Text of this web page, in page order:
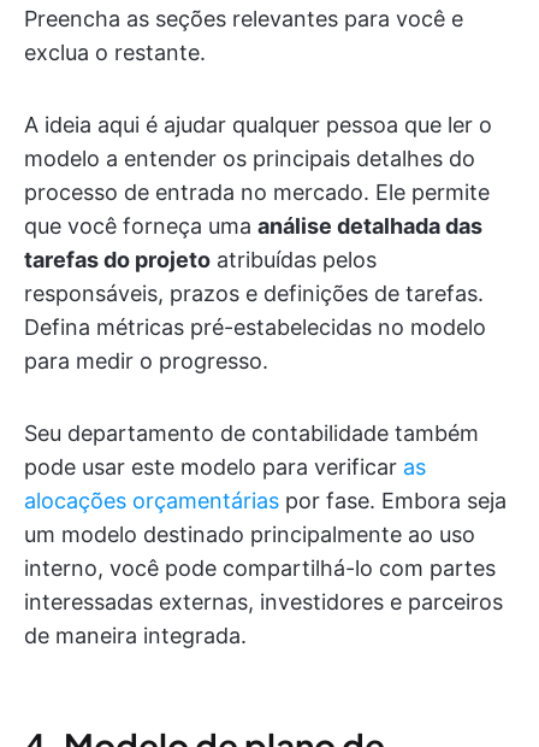
Preencha as seções relevantes para você e
exclua o restante.
A ideia aqui é ajudar qualquer pessoa que ler o
modelo a entender os principais detalhes do
processo de entrada no mercado. Ele permite
que você forneça uma análise detalhada das
tarefas do projeto atribuídas pelos
responsáveis, prazos e definições de tarefas.
Defina métricas pré-estabelecidas no modelo
para medir o progresso.
Seu departamento de contabilidade também
pode usar este modelo para verificar as
alocações orçamentárias por fase. Embora seja
um modelo destinado principalmente ao uso
interno, você pode compartilhá-lo com partes
interessadas externas, investidores e parceiros
de maneira integrada.